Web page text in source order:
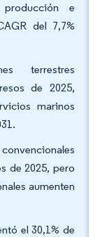
e
del 7,7%
terrestres
de 2025,
marinos
de 2025, pero
aumenten
el 30,1% de